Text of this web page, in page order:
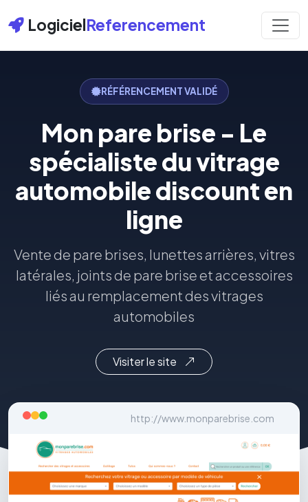
LogicielReferencement
RÉFÉRENCEMENT VALIDÉ
Mon pare brise - Le
spécialiste du vitrage
automobile discount en
ligne
Vente de pare brises, lunettes arrières, vitres
latérales, joints de pare brise et accessoires
liés au remplacement des vitrages
automobiles
Visiter le site
http://www.monparebrise.com